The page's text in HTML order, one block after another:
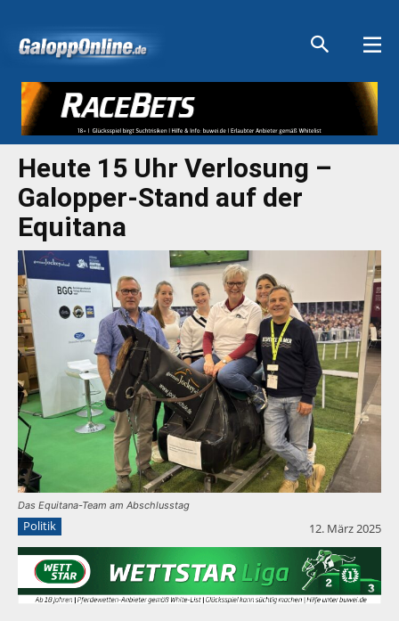
Heute 15 Uhr Verlosung –
Galopper-Stand auf der
Equitana
Das Equitana-Team am Abschlusstag
Politik 12. März 2025